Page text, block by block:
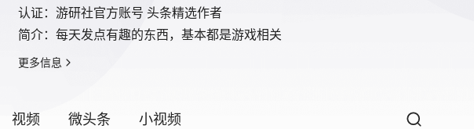
认证： 游研社官方账号 头条精选作者
简介： 每天发点有趣的东西，基本都是游戏相关
更多信息
视频 微头条 小视频